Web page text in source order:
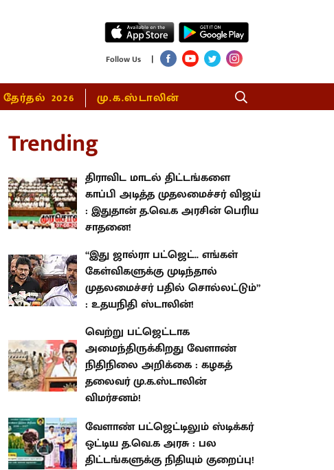
Follow Us |
தேர்தல் 2026 மு.க.ஸ்டாலின்
Trending
திராவிட மாடல் திட்டங்களை
காப்பி அடித்த முதலமைச்சர் விஜய்
: இதுதான் த.வெ.க அரசின் பெரிய
சாதனை!
“இது ஜால்ரா பட்ஜெட்.. எங்கள்
கேள்விகளுக்கு முடிந்தால்
முதலமைச்சர் பதில் சொல்லட்டும்”
: உதயநிதி ஸ்டாலின்!
வெற்று பட்ஜெட்டாக
அமைந்திருக்கிறது வேளாண்
நிதிநிலை அறிக்கை : கழகத்
தலைவர் மு.க.ஸ்டாலின்
விமர்சனம்!
வேளாண் பட்ஜெட்டிலும் ஸ்டிக்கர்
ஒட்டிய த.வெ.க அரசு : பல
திட்டங்களுக்கு நிதியும் குறைப்பு!